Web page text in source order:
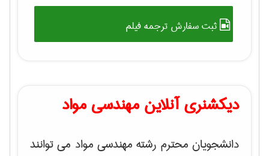
ثبت سفارش ترجمه فیلم
دیکشنری آنلاین مهندسی مواد
دانشجویان محترم رشته مهندسی مواد می توانند